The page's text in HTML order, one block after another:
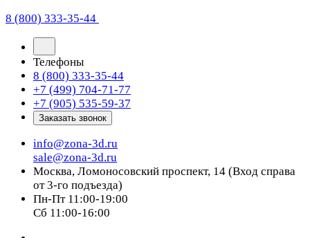
8 (800) 333-35-44
Телефоны
8 (800) 333-35-44
+7 (499) 704-71-77
+7 (905) 535-59-37
Заказать звонок
info@zona-3d.ru
sale@zona-3d.ru
Москва, Ломоносовский проспект, 14 (Вход справа
от 3-го подъезда)
Пн-Пт 11:00-19:00
Сб 11:00-16:00